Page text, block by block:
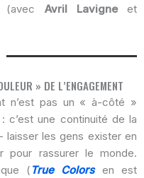
Avril Lavigneet
» DE L’ENGAGEMENT
n’est pas un « à-côté »
c’est une continuité de la
les gens exister en
pour rassurer le monde.
( True Colorsen est